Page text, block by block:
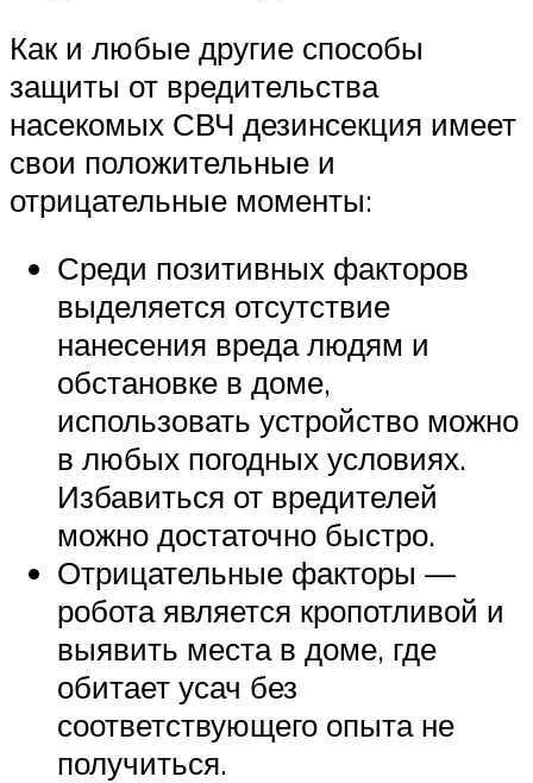
Как и любые другие способы
защиты от вредительства
насекомых СВЧ дезинсекция имеет
свои положительные и
отрицательные моменты:
Среди позитивных факторов
выделяется отсутствие
нанесения вреда людям и
обстановке в доме,
использовать устройство можно
в любых погодных условиях.
Избавиться от вредителей
можно достаточно быстро.
Отрицательные факторы —
робота является кропотливой и
выявить места в доме, где
обитает усач без
соответствующего опыта не
получиться.